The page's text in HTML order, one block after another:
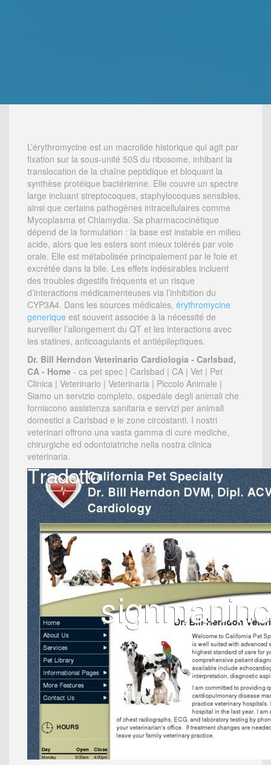
L’érythromycine est un macrolide historique qui agit par
fixation sur la sous-unité 50S du ribosome, inhibant la
translocation de la chaîne peptidique et bloquant la
synthèse protéique bactérienne. Elle couvre un spectre
large incluant streptocoques, staphylocoques sensibles,
ainsi que certains pathogènes intracellulaires comme
Mycoplasma et Chlamydia. Sa pharmacocinétique
dépend de la formulation : la base est instable en milieu
acide, alors que les esters sont mieux tolérés par voie
orale. Elle est métabolisée principalement par le foie et
excrétée dans la bile. Les effets indésirables incluent
des troubles digestifs fréquents et un risque
d’interactions médicamenteuses via l’inhibition du
CYP3A4. Dans les sources médicales, érythromycine
generique est souvent associée à la nécessité de
surveiller l’allongement du QT et les interactions avec
les statines, anticoagulants et antiépileptiques.
Dr. Bill Herndon Veterinario Cardiologia - Carlsbad,
CA - Home - ca pet spec | Carlsbad | CA | Vet | Pet
Clinica | Veterinario | Veterinaria | Piccolo Animale |
Siamo un servizio completo, ospedale degli animali che
forniscono assistenza sanitaria e servizi per animali
domestici a Carlsbad e le zone circostanti. I nostri
veterinari offrono una vasta gamma di cure mediche,
chirurgiche ed odontoiatriche nella nostra clinica
veterinaria.